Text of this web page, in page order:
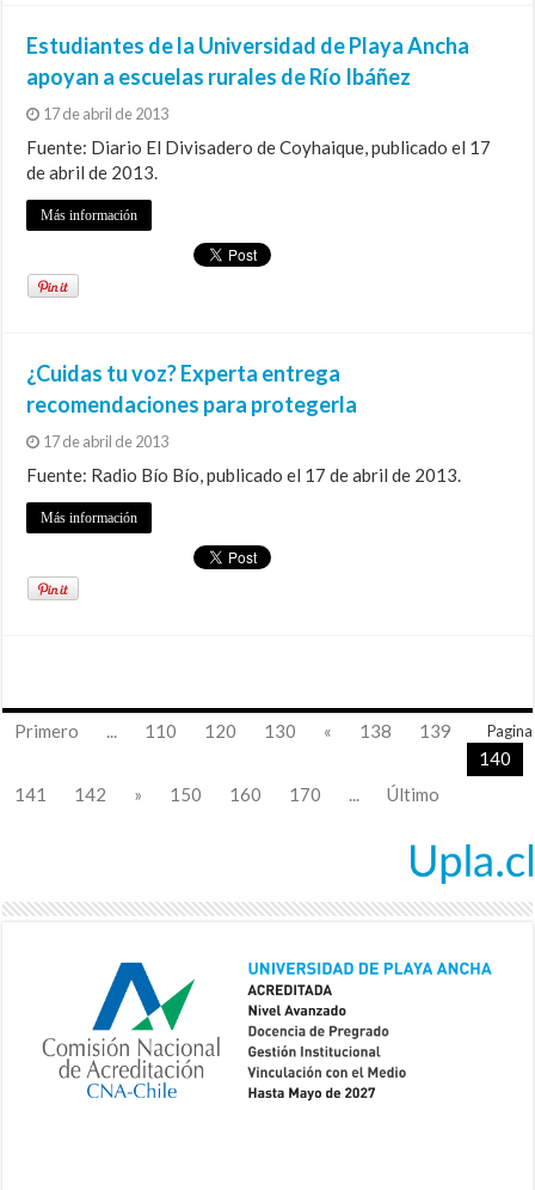
Estudiantes de la Universidad de Playa Ancha
apoyan a escuelas rurales de Río Ibáñez
17 de abril de 2013
Fuente: Diario El Divisadero de Coyhaique, publicado el 17
de abril de 2013.
Más información
¿Cuidas tu voz? Experta entrega
recomendaciones para protegerla
17 de abril de 2013
Fuente: Radio Bío Bío, publicado el 17 de abril de 2013.
Más información
Pagina
Primero ... 110 120 130 « 138
139
140
141
142 » 150 160 170 ... Último